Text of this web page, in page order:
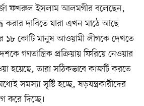
ফখরুল ইসলাম আলমগীর বলেছেন,
করার দাবিতে যারা এখন মাঠে আছে
১৮ কোটি মানুষ আওয়ামী লীগকে দেখতে
গণতান্ত্রিক প্রক্রিয়ায় ফিরিয়ে নেওয়ার
হয়েছে, তারা সঠিকভাবে কাজটি করতে
সমস্যা সৃষ্টি হচ্ছে, ষড়যন্ত্রকারীদের
করে দিচ্ছে।